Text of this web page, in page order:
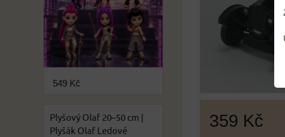
359 Kč
549 Kč
Plyšový Olaf 20–50 cm |
Plyšák Olaf Ledové